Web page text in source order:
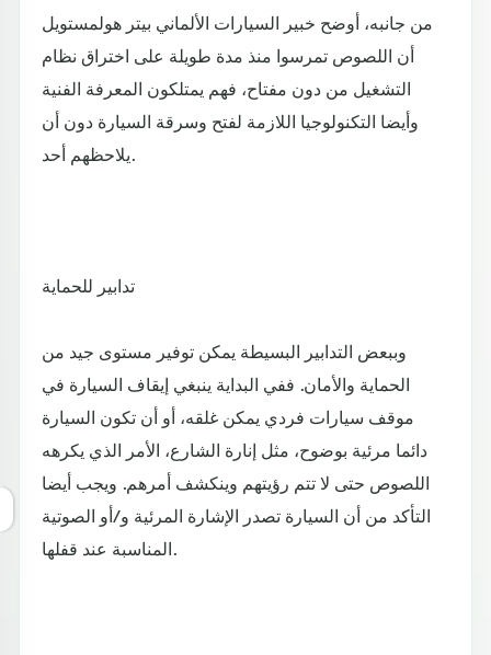
من جانبه، أوضح خبير السيارات الألماني بيتر هولمستويل
أن اللصوص تمرسوا منذ مدة طويلة على اختراق نظام
التشغيل من دون مفتاح، فهم يمتلكون المعرفة الفنية
وأيضا التكنولوجيا اللازمة لفتح وسرقة السيارة دون أن
يلاحظهم أحد.
تدابير للحماية
وببعض التدابير البسيطة يمكن توفير مستوى جيد من
الحماية والأمان. ففي البداية ينبغي إيقاف السيارة في
موقف سيارات فردي يمكن غلقه، أو أن تكون السيارة
دائما مرئية بوضوح، مثل إنارة الشارع، الأمر الذي يكرهه
اللصوص حتى لا تتم رؤيتهم وينكشف أمرهم. ويجب أيضا
التأكد من أن السيارة تصدر الإشارة المرئية و/أو الصوتية
المناسبة عند قفلها.